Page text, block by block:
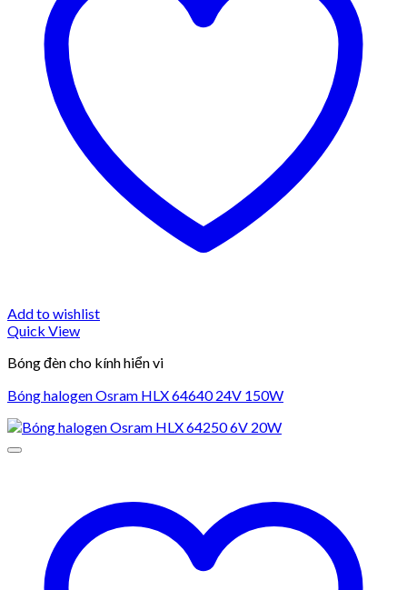
Add to wishlist
Quick View
Bóng đèn cho kính hiển vi
Bóng halogen Osram HLX 64640 24V 150W